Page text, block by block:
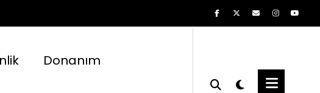
Donanım